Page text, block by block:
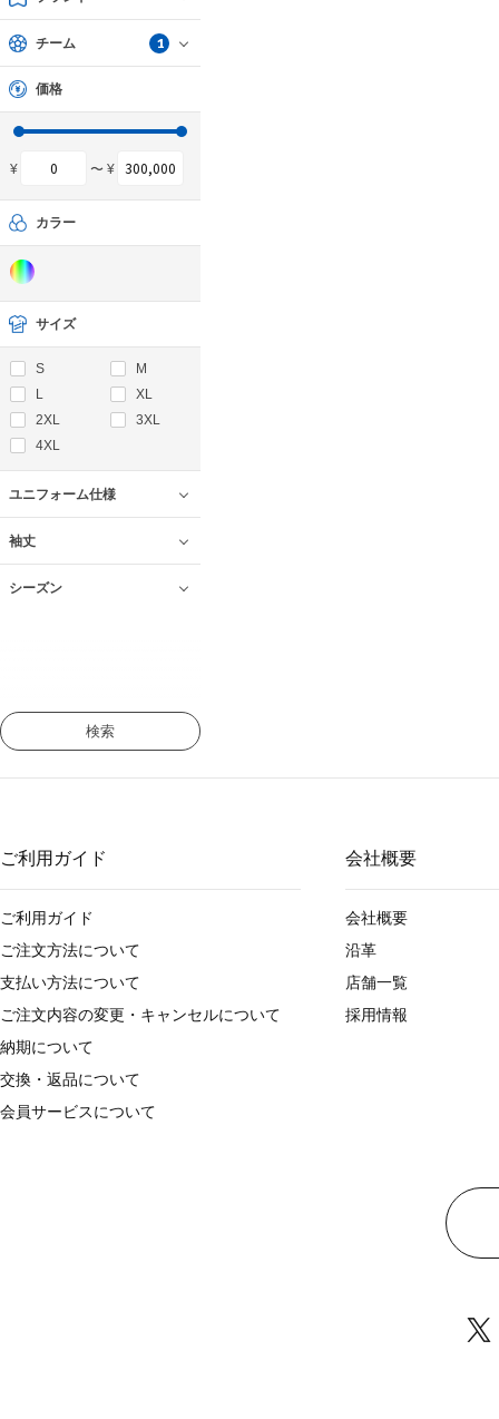
検索
チーム 1
価格
¥ 〜 ¥
カラー
サイズ
S
M
L
XL
2XL
3XL
4XL
ユニフォーム仕様
袖丈
シーズン
ご利用ガイド
ご利用ガイド
ご注文方法について
支払い方法について
ご注文内容の変更・キャンセルについて
納期について
交換・返品について
会員サービスについて
会社概要
会社概要
沿革
店舗一覧
採用情報